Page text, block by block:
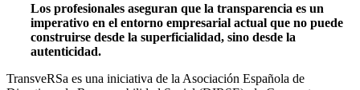
Los profesionales aseguran que la transparencia es un
imperativo en el entorno empresarial actual que no puede
construirse desde la superficialidad, sino desde la
autenticidad.
TransveRSa es una iniciativa de la Asociación Española de